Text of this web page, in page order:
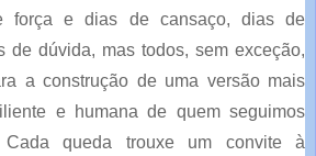
força e dias de cansaço, dias de
de dúvida, mas todos, sem exceção,
a construção de uma versão mais
e humana de quem seguimos
Cada queda trouxe um convite à